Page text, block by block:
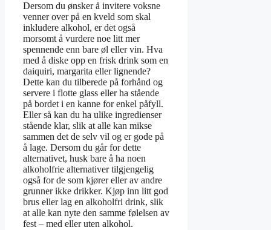
Dersom du ønsker å invitere voksne
venner over på en kveld som skal
inkludere alkohol, er det også
morsomt å vurdere noe litt mer
spennende enn bare øl eller vin. Hva
med å diske opp en frisk drink som en
daiquiri, margarita eller lignende?
Dette kan du tilberede på forhånd og
servere i flotte glass eller ha stående
på bordet i en kanne for enkel påfyll.
Eller så kan du ha ulike ingredienser
stående klar, slik at alle kan mikse
sammen det de selv vil og er gode på
å lage. Dersom du går for dette
alternativet, husk bare å ha noen
alkoholfrie alternativer tilgjengelig
også for de som kjører eller av andre
grunner ikke drikker. Kjøp inn litt god
brus eller lag en alkoholfri drink, slik
at alle kan nyte den samme følelsen av
fest – med eller uten alkohol.